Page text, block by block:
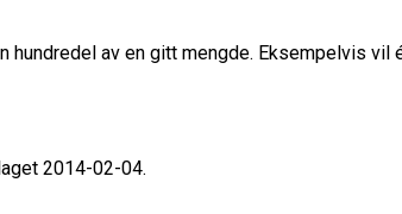
hundredel av en gitt mengde. Eksempelvis
2014-02-04.